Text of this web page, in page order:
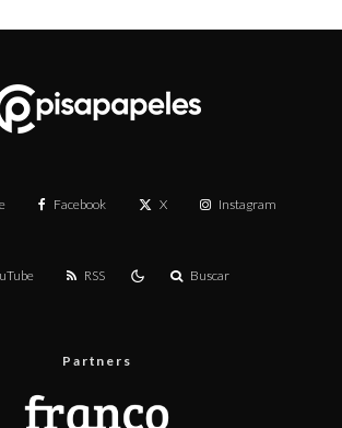
Facebook X Instagram
RSS Buscar
Partners